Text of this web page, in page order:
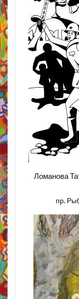
Ломанова
пр.